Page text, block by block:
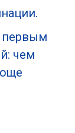
первым
чем